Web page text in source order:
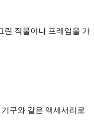
린 직물이나 프레임을 가
구와 같은 액세서리로